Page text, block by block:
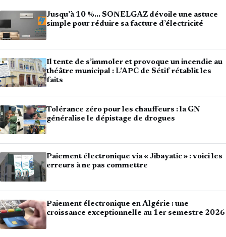
Jusqu’à 10 %… SONELGAZ dévoile une astuce
simple pour réduire sa facture d’électricité
Il tente de s’immoler et provoque un incendie au
théâtre municipal : L’APC de Sétif rétablit les
faits
Tolérance zéro pour les chauffeurs : la GN
généralise le dépistage de drogues
Paiement électronique via « Jibayatic » : voici les
erreurs à ne pas commettre
Paiement électronique en Algérie : une
croissance exceptionnelle au 1er semestre 2026